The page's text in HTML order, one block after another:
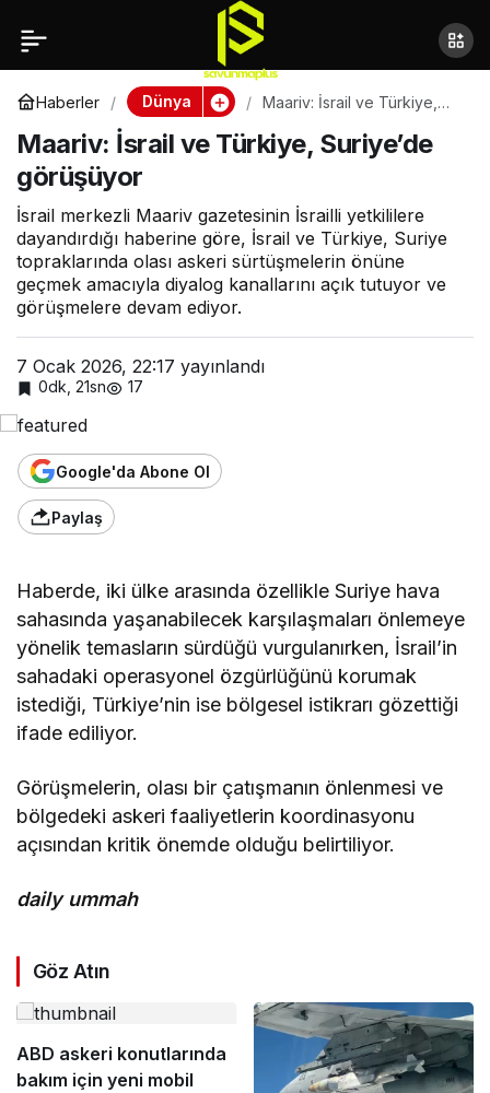
Haberler Dünya
Maariv: İsrail ve Türkiye,
Maariv: İsrail ve Türkiye, Suriye’de
görüşüyor
İsrail merkezli Maariv gazetesinin İsrailli yetkililere
dayandırdığı haberine göre, İsrail ve Türkiye, Suriye
topraklarında olası askeri sürtüşmelerin önüne
geçmek amacıyla diyalog kanallarını açık tutuyor ve
görüşmelere devam ediyor.
7 Ocak 2026, 22:17 yayınlandı
0dk, 21sn 17
Google'da Abone Ol
Paylaş
Haberde, iki ülke arasında özellikle Suriye hava
sahasında yaşanabilecek karşılaşmaları önlemeye
yönelik temasların sürdüğü vurgulanırken, İsrail’in
sahadaki operasyonel özgürlüğünü korumak
istediği, Türkiye’nin ise bölgesel istikrarı gözettiği
ifade ediliyor.
Görüşmelerin, olası bir çatışmanın önlenmesi ve
bölgedeki askeri faaliyetlerin koordinasyonu
açısından kritik önemde olduğu belirtiliyor.
daily ummah
Göz Atın
ABD askeri konutlarında
bakım için yeni mobil
Maariv: İsrail ve Türkiye,
Suriye’de görüşüyor